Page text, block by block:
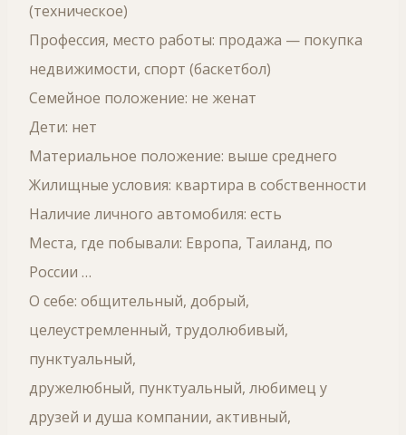
(техническое)
Профессия, место работы: продажа — покупка
недвижимости, спорт (баскетбол)
Семейное положение: не женат
Дети: нет
Материальное положение: выше среднего
Жилищные условия: квартира в собственности
Наличие личного автомобиля: есть
Места, где побывали: Европа, Таиланд, по
России …
О себе: общительный, добрый,
целеустремленный, трудолюбивый,
пунктуальный,
дружелюбный, пунктуальный, любимец у
друзей и душа компании, активный,